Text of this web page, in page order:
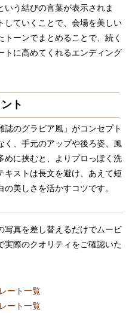
いう結びの言葉が表示されま
していくことで、会場を美しい
ーンでまとめることで、続く
トに高めてくれるエンディング
ト
のグラビア風」がコンセプト
く、手元のアップや後ろ姿、風
めに挟むと、よりプロっぽく洗
キストは長文を避け、あえて短
美しさを活かすコツです。
写真を差し替えるだけでムービ
実際のクオリティをご確認いた
ート一覧
ート一覧